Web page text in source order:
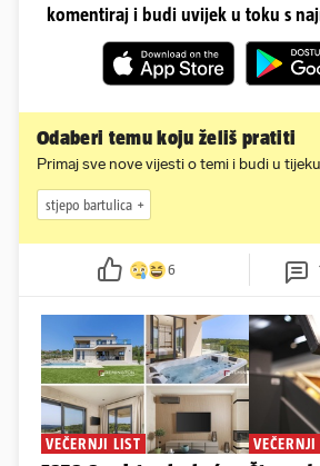
komentiraj i budi uvijek u toku s
Odaberi temu koju želiš pratiti
Primaj sve nove vijesti o temi i budi u tijeku
stjepo bartulica
6